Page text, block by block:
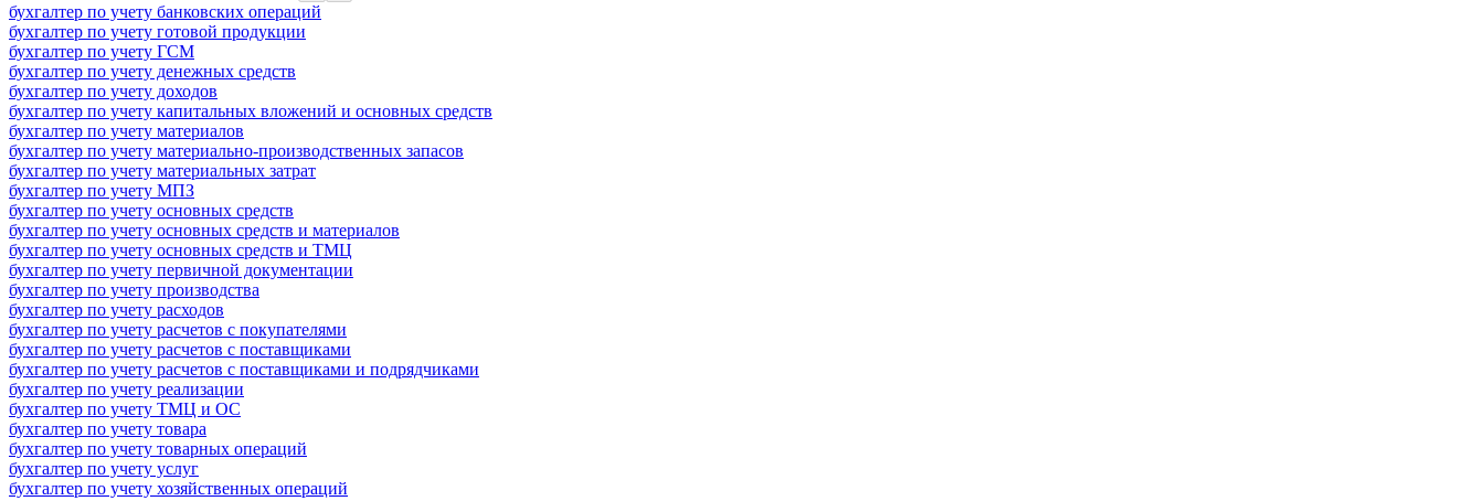
бухгалтер по учету банковских операций
бухгалтер по учету готовой продукции
бухгалтер по учету ГСМ
бухгалтер по учету денежных средств
бухгалтер по учету доходов
бухгалтер по учету капитальных вложений и основных средств
бухгалтер по учету материалов
бухгалтер по учету материально-производственных запасов
бухгалтер по учету материальных затрат
бухгалтер по учету МПЗ
бухгалтер по учету основных средств
бухгалтер по учету основных средств и материалов
бухгалтер по учету основных средств и ТМЦ
бухгалтер по учету первичной документации
бухгалтер по учету производства
бухгалтер по учету расходов
бухгалтер по учету расчетов с покупателями
бухгалтер по учету расчетов с поставщиками
бухгалтер по учету расчетов с поставщиками и подрядчиками
бухгалтер по учету реализации
бухгалтер по учету ТМЦ и ОС
бухгалтер по учету товара
бухгалтер по учету товарных операций
бухгалтер по учету услуг
бухгалтер по учету хозяйственных операций